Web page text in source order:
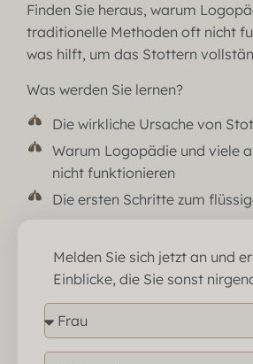
Finden Sie heraus, warum
traditionelle Methoden oft nicht
was hilft, um das Stottern
Was werden Sie lernen?
Die wirkliche Ursache von
Warum Logopädie und viele
nicht funktionieren
Die ersten Schritte zum
Melden Sie sich jetzt an und
Einblicke, die Sie sonst